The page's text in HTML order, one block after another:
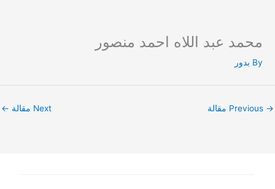
content
محمد عبد اللاه احمد منصور
By بدور
→ Next مقالة ←